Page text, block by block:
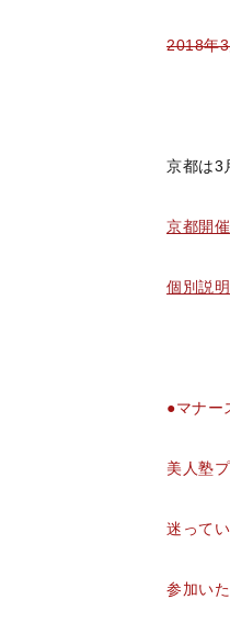
2018年
京都は3
京都開催
個別説
●マナー
美人塾
迷って
参加い